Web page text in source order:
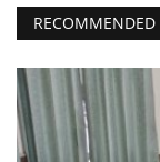
RECOMMENDED